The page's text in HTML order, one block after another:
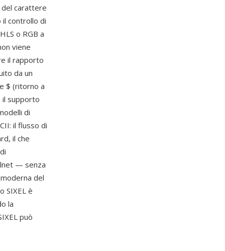
del carattere
controllo di
o RGB a
viene
il rapporto
da un
$ (ritorno a
il supporto
di
il flusso di
il che
— senza
del
SIXEL è
la
può